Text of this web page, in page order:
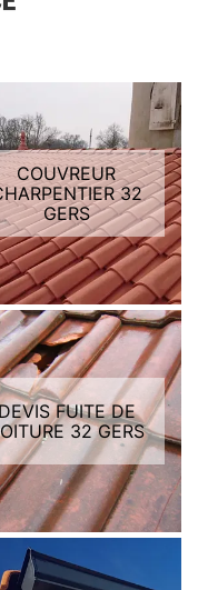
COUVREUR
32
GERS
FUITE DE
32 GERS